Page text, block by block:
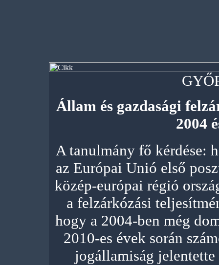
Állam és gazdasági
2004
A tanulmány fő kérdése:
az Európai Unió első
közép-európai régió
a felzárkózási
hogy a 2004-ben még
2010-es évek során
jogállamiság